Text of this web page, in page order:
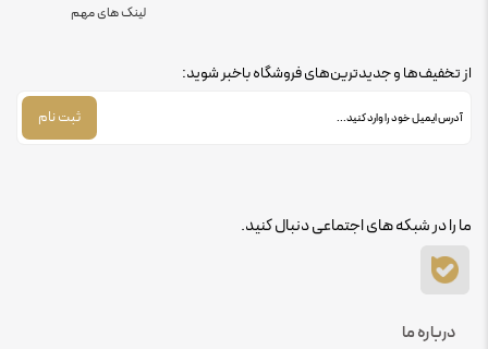
لینک های مهم
از تخفیف‌ها و جدیدترین‌های فروشگاه باخبر شوید:
ثبت نام
ما را در شبکه های اجتماعی دنبال کنید.
درباره ما